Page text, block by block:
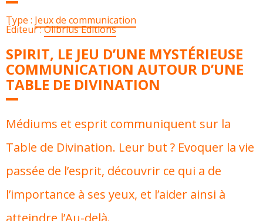
Type : Jeux de communication
Éditeur :Olibrius Editions
SPIRIT, LE JEU D’UNE MYSTÉRIEUSE
COMMUNICATION AUTOUR D’UNE
TABLE DE DIVINATION
Médiums et esprit communiquent sur la
Table de Divination. Leur but ? Evoquer la vie
passée de l’esprit, découvrir ce qui a de
l’importance à ses yeux, et l’aider ainsi à
atteindre l’Au-delà.